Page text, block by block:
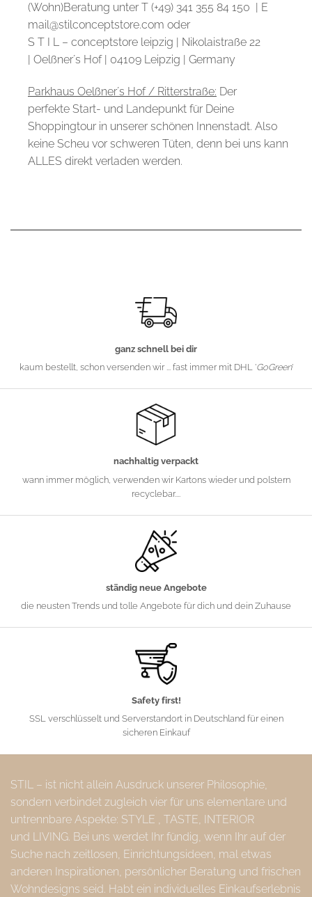
(Wohn)Beratung unter T (+49) 341 355 84 150 | E
mail@stilconceptstore.com oder
S T I L – conceptstore leipzig | Nikolaistraße 22
| Oelßner´s Hof | 04109 Leipzig | Germany
Parkhaus Oelßner´s Hof / Ritterstraße: Der
perfekte Start- und Landepunkt für Deine
Shoppingtour in unserer schönen Innenstadt. Also
keine Scheu vor schweren Tüten, denn bei uns kann
ALLES direkt verladen werden.
ganz schnell bei dir
kaum bestellt, schon versenden wir ... fast immer mit DHL 'GoGreen'
nachhaltig verpackt
wann immer möglich, verwenden wir Kartons wieder und polstern
recyclebar....
ständig neue Angebote
die neusten Trends und tolle Angebote für dich und dein Zuhause
Safety first!
SSL verschlüsselt und Serverstandort in Deutschland für einen
sicheren Einkauf
STIL – ist nicht allein Ausdruck unserer Philosophie,
sondern verbindet zugleich vier für uns elementare und
untrennbare Aspekte: STYLE , TASTE, INTERIOR
und LIVING. Bei uns werdet Ihr fündig, wenn Ihr auf der
Suche nach zeitlosen, Einrichtungsideen, mal etwas
anderen Inspirationen, persönlicher Beratung und frischen
Wohndesigns seid. Habt ein individuelles Einkaufserlebnis